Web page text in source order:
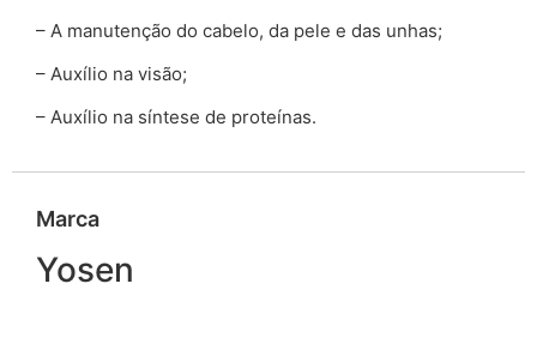
– A manutenção do cabelo, da pele e das unhas;
– Auxílio na visão;
– Auxílio na síntese de proteínas.
Marca
Yosen